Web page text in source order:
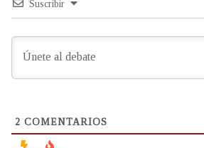
Suscribir
2 COMENTARIOS